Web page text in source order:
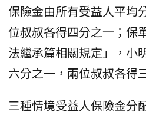
保險金由所有受益人平均
位叔叔各得四分之一；保
法繼承篇相關規定」，小
六分之一，兩位叔叔各得
三種情境受益人保險金分